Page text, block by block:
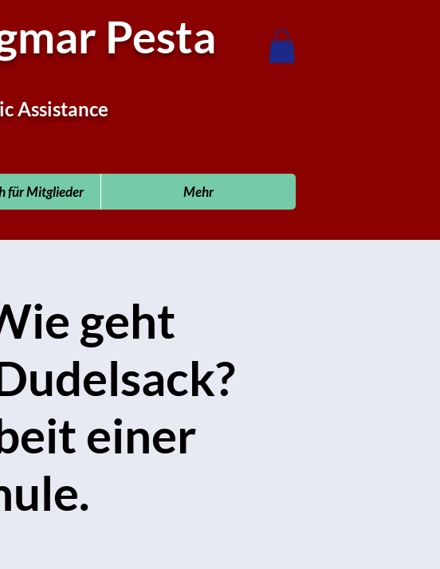
Pesta
Assistance
für Mitglieder Mehr
geht
einer